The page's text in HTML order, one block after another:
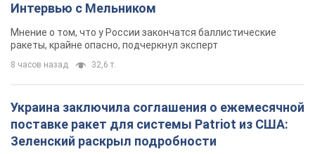
Интервью с Мельником
Мнение о том, что у России закончатся баллистические
ракеты, крайне опасно, подчеркнул эксперт
8 часов назад 32,6 т.
Украина заключила соглашения о ежемесячной
поставке ракет для системы Patriot из США:
Зеленский раскрыл подробности